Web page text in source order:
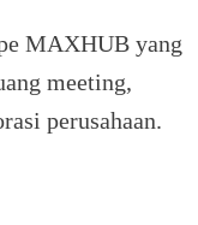
MAXHUB yang
meeting,
perusahaan.